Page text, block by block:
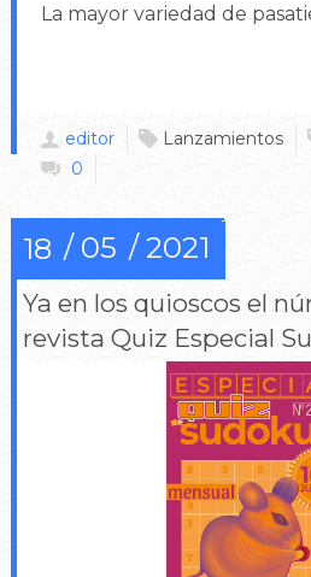
La mayor variedad de
editor Lanzamientos
0
18 05 2021
Ya en los quioscos el
revista Quiz Especial